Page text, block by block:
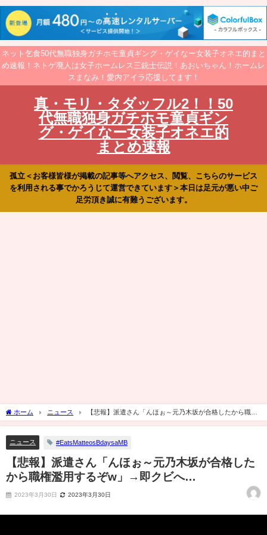
ネット乞食50代無職独身ガチホモ童貞ギング・ゲイなー女装子オネエ的まと
め速報！ネトゲ廃人は女子ホームレス三銃士伝説！あおいちゃん！ホームレ
スまなみ！愛内アイラ応援してます！
真・モリ・タダッフル2！！50
代無職独身ガチホモ童貞ギン
グ・ゲイなー女装子オネエ的
まとめ速報
孤立＜お客様皆様が掲載の記事等へアクセス、閲覧、こちらのサービス
を利用される事でかろうじて運営できています＞本日は足元が悪い中ご
足労頂き誠に有難うございます。
ホーム ニュース
【悲報】派遣さん「んほぉ～元乃木坂が合格したから職権
濫用するぞw」→即クビへ…
ニュース #EatsMatteosBdaysaMB
【悲報】派遣さん「んほぉ～元乃木坂が合格した
から職権濫用するぞw」→即クビへ…
2023年3月30日 2023年3月30日